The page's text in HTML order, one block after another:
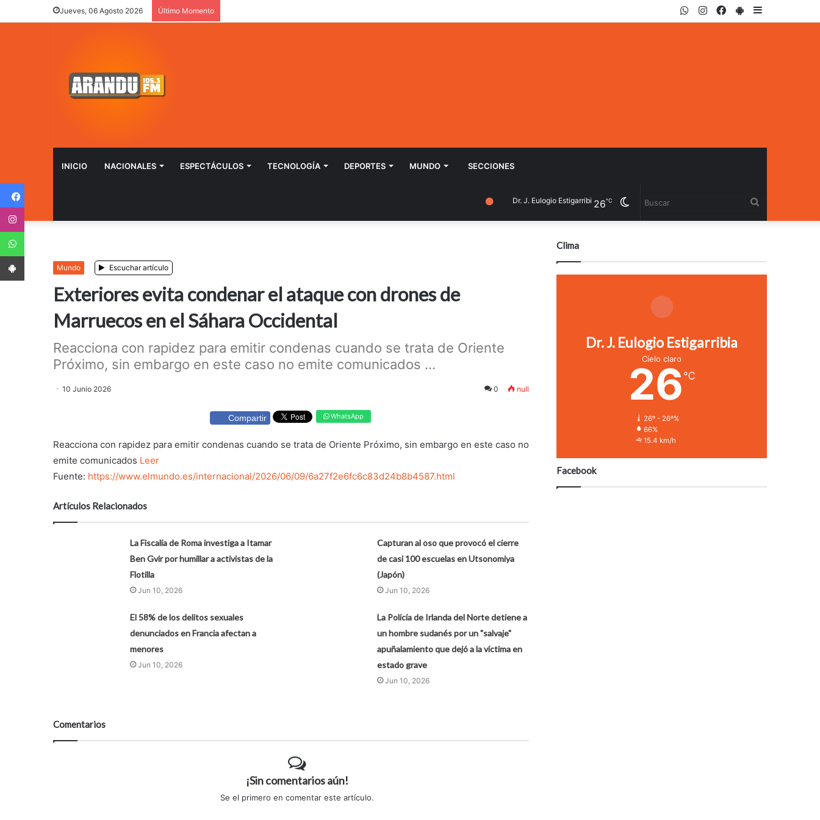
Jueves, 06 Agosto 2026 Último Momento PlayStore
Facebook
Instagram
WhatsApp
INICIO NACIONALES ESPECTÁCULOS TECNOLOGÍ­A DEPORTES MUNDO SECCIONES
Cambiar
Dr. J. Eulogio Estigarribia 26℃
Mundo Escuchar artículo
Exteriores evita condenar el ataque con drones de
Marruecos en el Sáhara Occidental
Reacciona con rapidez para emitir condenas cuando se trata de Oriente
Próximo, sin embargo en este caso no emite comunicados ...
10 Junio 2026 0 null
Compartir WhatsApp
Reacciona con rapidez para emitir condenas cuando se trata de Oriente Próximo, sin embargo en este caso no
emite comunicados Leer
Fuente: https://www.elmundo.es/internacional/2026/06/09/6a27f2e6fc6c83d24b8b4587.html
Artículos Relacionados
La Fiscalía de Roma investiga a Itamar
Ben Gvir por humillar a activistas de la
Flotilla
Jun 10, 2026
Capturan al oso que provocó el cierre
de casi 100 escuelas en Utsonomiya
(Japón)
Jun 10, 2026
El 58% de los delitos sexuales
denunciados en Francia afectan a
menores
Jun 10, 2026
La Policía de Irlanda del Norte detiene a
un hombre sudanés por un "salvaje"
apuñalamiento que dejó a la víctima en
estado grave
Jun 10, 2026
Comentarios
¡Sin comentarios aún!
Se el primero en comentar este artículo.
Clima
Dr. J. Eulogio Estigarribia
Cielo claro
26 ℃
26º - 26º%
66%
15.4 km/h
Facebook